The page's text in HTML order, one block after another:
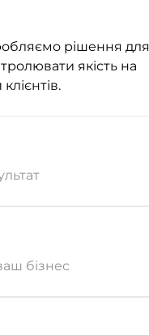
рішення для
якість на
бізнес